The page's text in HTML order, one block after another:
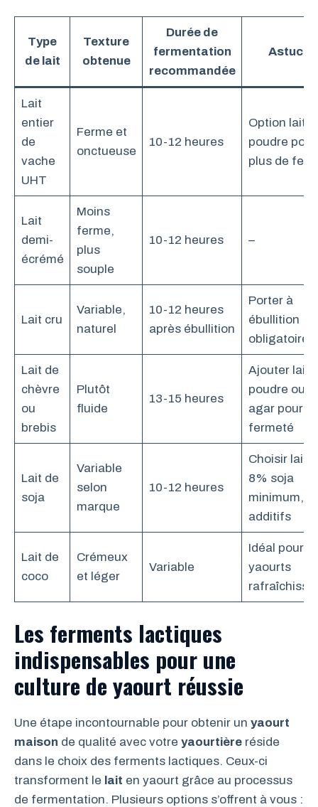
Type
de lait
Texture
obtenue
Durée de
fermentation
recommandée
Astuces
Lait
entier
de
vache
UHT
Ferme et
onctueuse
10-12 heures
Option lait
poudre pour
plus de
Lait
demi-
écrémé
Moins
ferme,
plus
souple
10-12 heures –
Lait cru
Variable,
naturel
10-12 heures
après ébullition
Porter à
ébullition
Lait de
chèvre
ou
brebis
Plutôt
fluide
13-15 heures
Ajouter lait
poudre ou
agar pour
fermeté
Lait de
soja
Variable
selon
marque
10-12 heures
Choisir lait
8% soja
minimum,
additifs
Lait de
coco
Crémeux
et léger
Variable
Idéal pour
yaourts
Les ferments lactiques
indispensables pour une
culture de yaourt réussie
Une étape incontournable pour obtenir un yaourt
maison de qualité avec votre yaourtière réside
dans le choix des ferments lactiques. Ceux-ci
transforment le lait en yaourt grâce au processus
de fermentation. Plusieurs options s’offrent à vous :